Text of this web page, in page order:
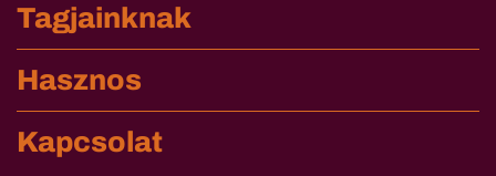
Tagjainknak
Hasznos
Kapcsolat